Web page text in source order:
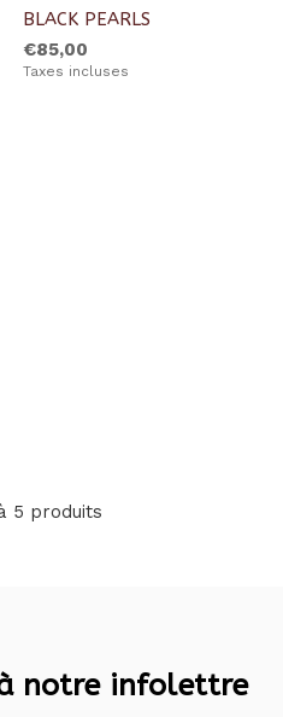
BLACK PEARLS
€85,00
Taxes incluses
5 produits
notre infolettre